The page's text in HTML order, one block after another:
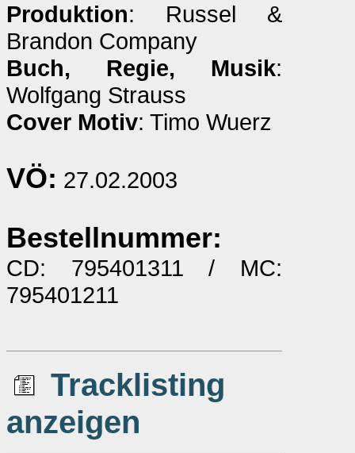
Produktion: Russel &
Brandon Company
Buch, Regie, Musik:
Wolfgang Strauss
Cover Motiv: Timo Wuerz
VÖ: 27.02.2003
Bestellnummer:
CD: 795401311 / MC:
795401211
Tracklisting
anzeigen